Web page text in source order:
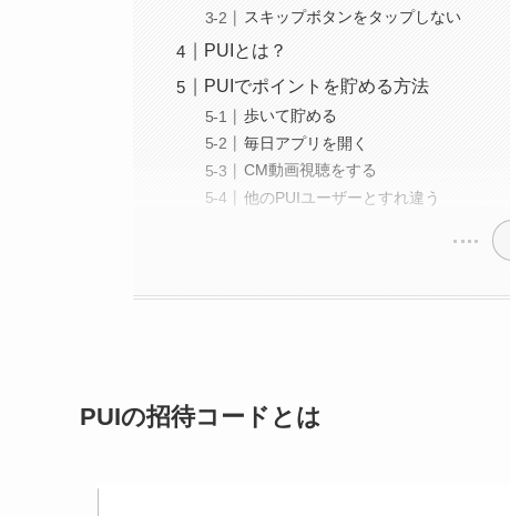
スキップボタンをタップしない
PUIとは？
PUIでポイントを貯める方法
歩いて貯める
毎日アプリを開く
CM動画視聴をする
他のPUIユーザーとすれ違う
PUIの招待コードとは